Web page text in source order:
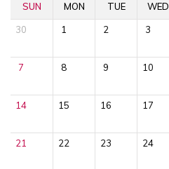
SUN MON TUE WED
30 1 2 3
7 8 9 10
14 15 16 17
21 22 23 24